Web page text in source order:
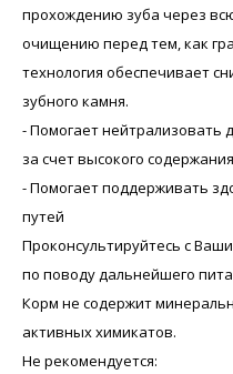
прохождению зуба через
очищению перед тем, как
технология обеспечивает
зубного камня.
- Помогает нейтрализовать
за счет высокого
- Помогает поддерживать
путей
Проконсультируйтесь с
по поводу дальнейшего
Корм не содержит
активных химикатов.
Не рекомендуется: